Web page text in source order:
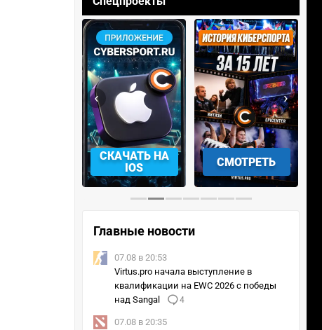
СМОТРЕТЬ УЧАСТВОВАТЬ
‹ ›
Главные новости
07.08 в 20:53
Virtus.pro начала выступление в
квалификации на EWC 2026 с победы
над Sangal
4
07.08 в 20:35